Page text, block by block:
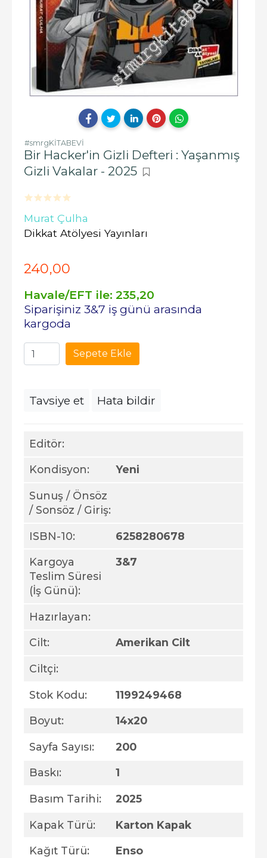
#smrgKİTABEVİ
Bir Hacker'in Gizli Defteri : Yaşanmış
Gizli Vakalar - 2025
Murat Çulha
Dikkat Atölyesi Yayınları
Editör:
Kondisyon: Yeni
Sunuş / Önsöz
/ Sonsöz / Giriş:
ISBN-10: 6258280678
Kargoya
Teslim Süresi
(İş Günü):
3&7
Hazırlayan:
Cilt: Amerikan Cilt
Ciltçi:
Stok Kodu: 1199249468
Boyut: 14x20
Sayfa Sayısı: 200
Baskı: 1
Basım Tarihi: 2025
Kapak Türü: Karton Kapak
Kağıt Türü: Enso
240,00
Havale/EFT ile: 235,20
Siparişiniz 3&7 iş günü arasında
kargoda
Sepete Ekle
Tavsiye et Hata bildir